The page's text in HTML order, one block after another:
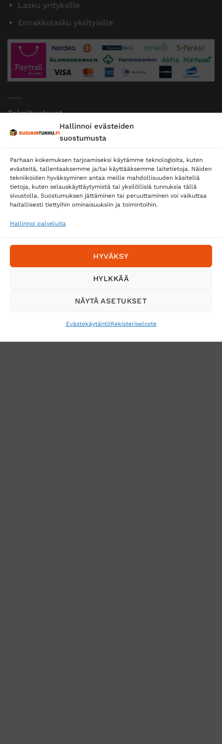
Hallinnoi evästeiden
suostumusta
Parhaan kokemuksen tarjoamiseksi käytämme teknologioita, kuten
evästeitä, tallentaaksemme ja/tai käyttääksemme laitetietoja. Näiden
tekniikoiden hyväksyminen antaa meille mahdollisuuden käsitellä
tietoja, kuten selauskäyttäytymistä tai yksilöllisiä tunnuksia tällä
sivustolla. Suostumuksen jättäminen tai peruuttaminen voi vaikuttaa
haitallisesti tiettyihin ominaisuuksiin ja toimintoihin.
Hallinnoi palveluita
HYVÄKSY
HYLKKÄÄ
NÄYTÄ ASETUKSET
EvästekäytäntöRekisteriseloste
Lasku yrityksille
Ennakkolasku yksityisille
Toimitustavat
Posti
Postnord
Tilaa uutiskirje ja saat erikoisalennuksia